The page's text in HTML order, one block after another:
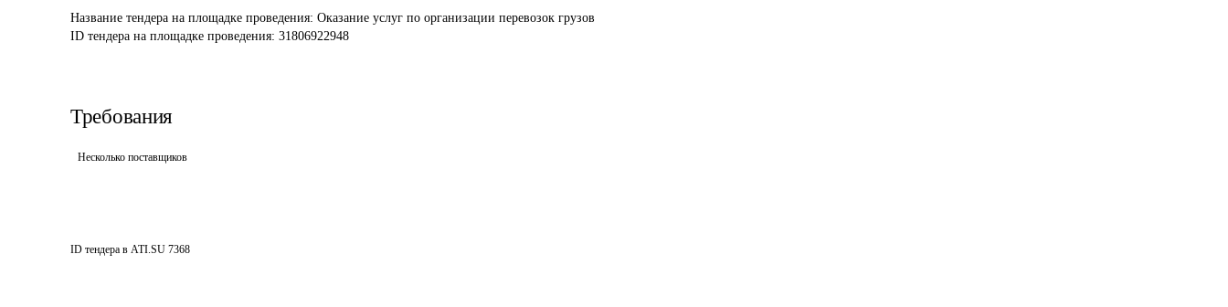
Название тендера на площадке проведения: Оказание услуг по организации перевозок грузов
ID тендера на площадке проведения: 31806922948
Требования
Несколько поставщиков
ID тендера в ATI.SU 7368